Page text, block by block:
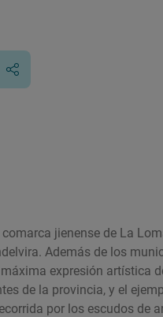
jienense de La
Además de los
expresión artística
de la provincia, y el
por los escudos de